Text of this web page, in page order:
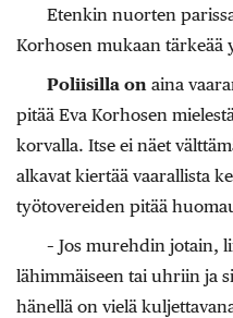
Etenkin nuorten
Korhosen mukaan tärkeää
Poliisilla on aina
pitää Eva Korhosen
korvalla. Itse ei näet
alkavat kiertää vaarallista
työtovereiden pitää
– Jos murehdin jotain,
lähimmäiseen tai uhriin ja
hänellä on vielä